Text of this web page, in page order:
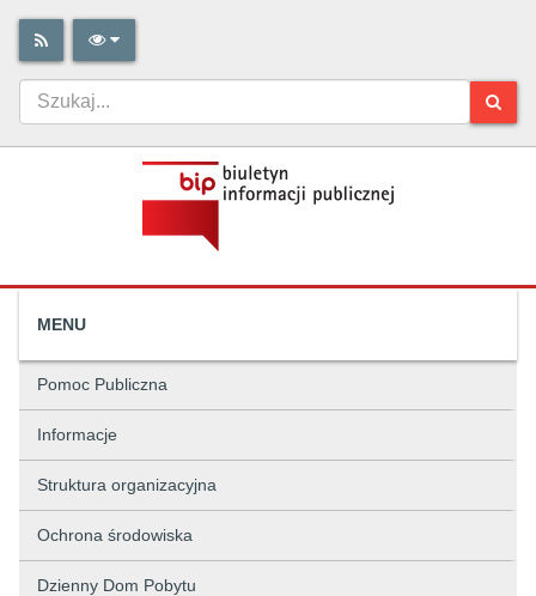
MENU
Pomoc Publiczna
Informacje
Struktura organizacyjna
Ochrona środowiska
Dzienny Dom Pobytu